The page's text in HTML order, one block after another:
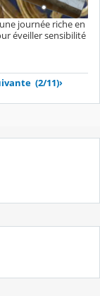
journée riche en
éveiller sensibilité
(2/11)›